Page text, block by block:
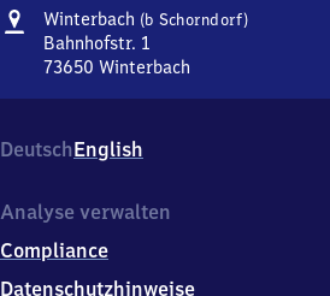
Adresse
Winterbach (b Schorndorf)Winterbach
Bahnhofstr. 1
73650 Winterbach
Schorndorf),
Bahnhofstr.
7
6
5
DeutschEnglish
Analyse verwalten
Compliance
Datenschutzhinweise